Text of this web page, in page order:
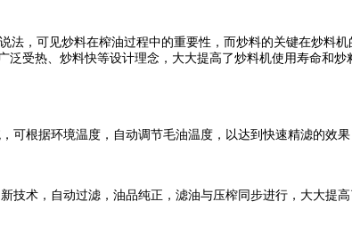
法，可见炒料在榨油过程中的重要性，而炒料的关键在炒料
受热、炒料快等设计理念，大大提高了炒料机使用寿命和
根据环境温度，自动调节毛油温度，以达到快速精滤的效
术，自动过滤，油品纯正，滤油与压榨同步进行，大大提